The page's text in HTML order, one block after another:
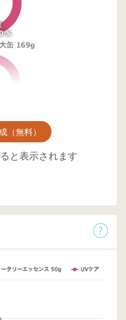
（無料）
と表示されます